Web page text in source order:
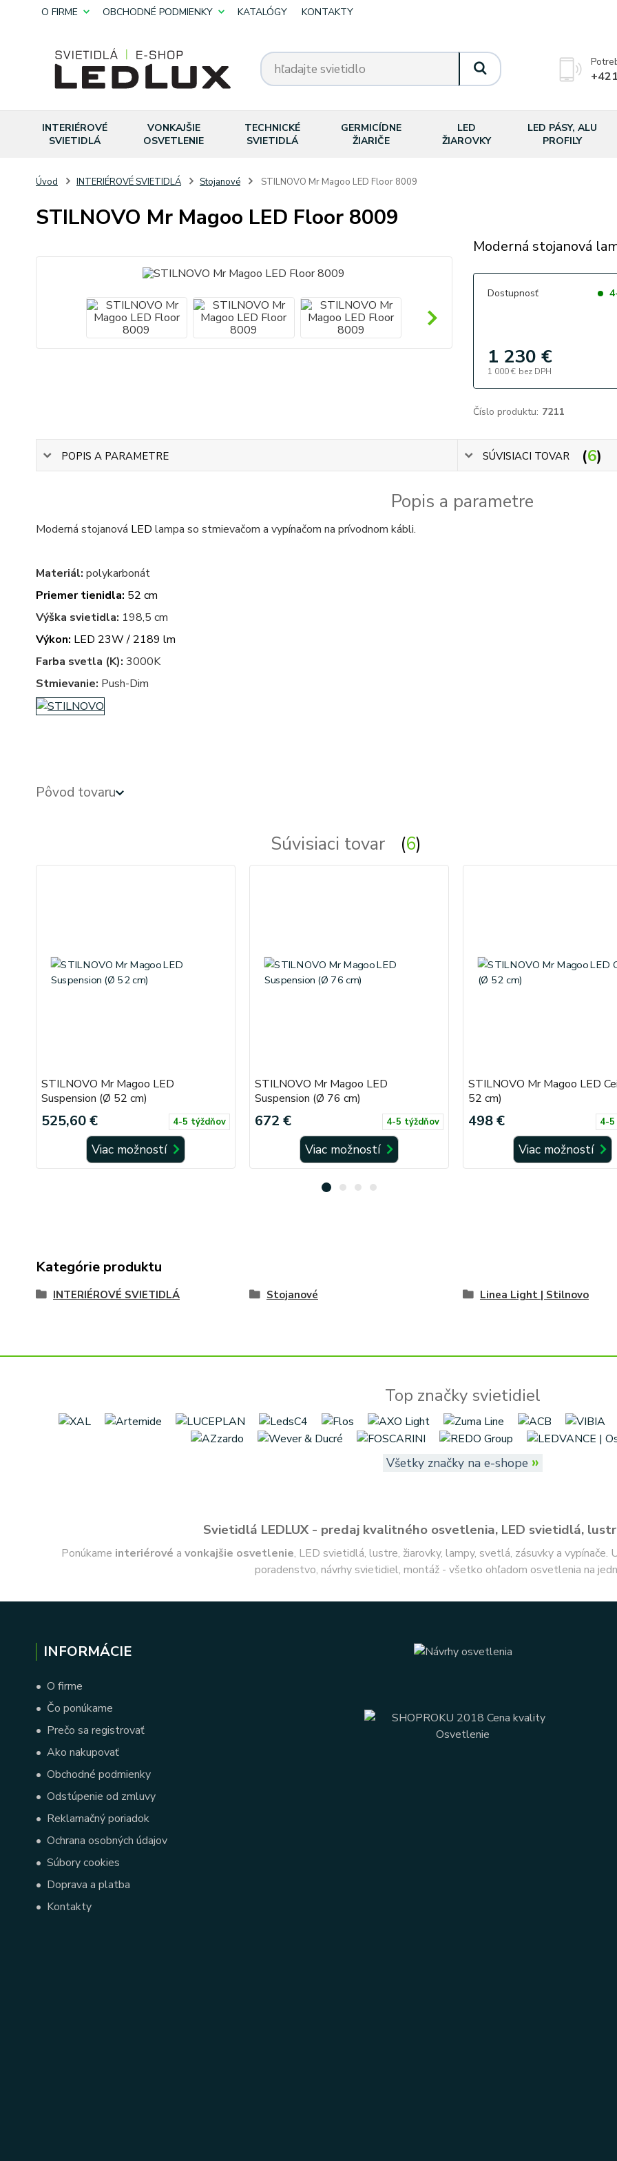
O FIRME OBCHODNÉ PODMIENKY KATALÓGY KONTAKTY
INTERIÉROVÉ
SVIETIDLÁ
VONKAJŠIE
OSVETLENIE
TECHNICKÉ
SVIETIDLÁ
GERMICÍDNE
ŽIARIČE
LED
ŽIAROVKY
LED PÁSY, ALU
PROFILY
Úvod INTERIÉROVÉ SVIETIDLÁ Stojanové STILNOVO Mr Magoo LED Floor 8009
STILNOVO Mr Magoo LED Floor 8009
Moderná stojanová
Dostupnosť
1 230 €
1 000 € bez DPH
Číslo produktu: 7211
POPIS A PARAMETRE SÚVISIACI TOVAR 6
Popis a parametre
Moderná stojanová LED lampa so stmievačom a vypínačom na prívodnom kábli.
Materiál: polykarbonát
Priemer tienidla: 52 cm
Výška svietidla: 198,5 cm
Výkon: LED 23W / 2189 lm
Farba svetla (K): 3000K
Stmievanie: Push-Dim
Pôvod tovaru
Súvisiaci tovar 6
STILNOVO Mr Magoo LED
Suspension (Ø 52 cm)
525,60 € 4-5 týždňov
Viac možností
STILNOVO Mr Magoo LED
Suspension (Ø 76 cm)
672 € 4-5 týždňov
Viac možností
STILNOVO Mr Magoo LED
52 cm)
498 € 4-
Viac možností
Kategórie produktu
INTERIÉROVÉ SVIETIDLÁ Stojanové Linea Light | Stilnovo
Top značky svietidiel
Všetky značky na e-shope »
Svietidlá LEDLUX - predaj kvalitného osvetlenia, LED svietidlá,
Ponúkame interiérové a vonkajšie osvetlenie, LED svietidlá, lustre, žiarovky, lampy, svetlá, zásuvky a
poradenstvo, návrhy svietidiel, montáž - všetko ohľadom osvetlenia na
INFORMÁCIE
• O firme
• Čo ponúkame
• Prečo sa registrovať
• Ako nakupovať
• Obchodné podmienky
• Odstúpenie od zmluvy
• Reklamačný poriadok
• Ochrana osobných údajov
• Súbory cookies
• Doprava a platba
• Kontakty